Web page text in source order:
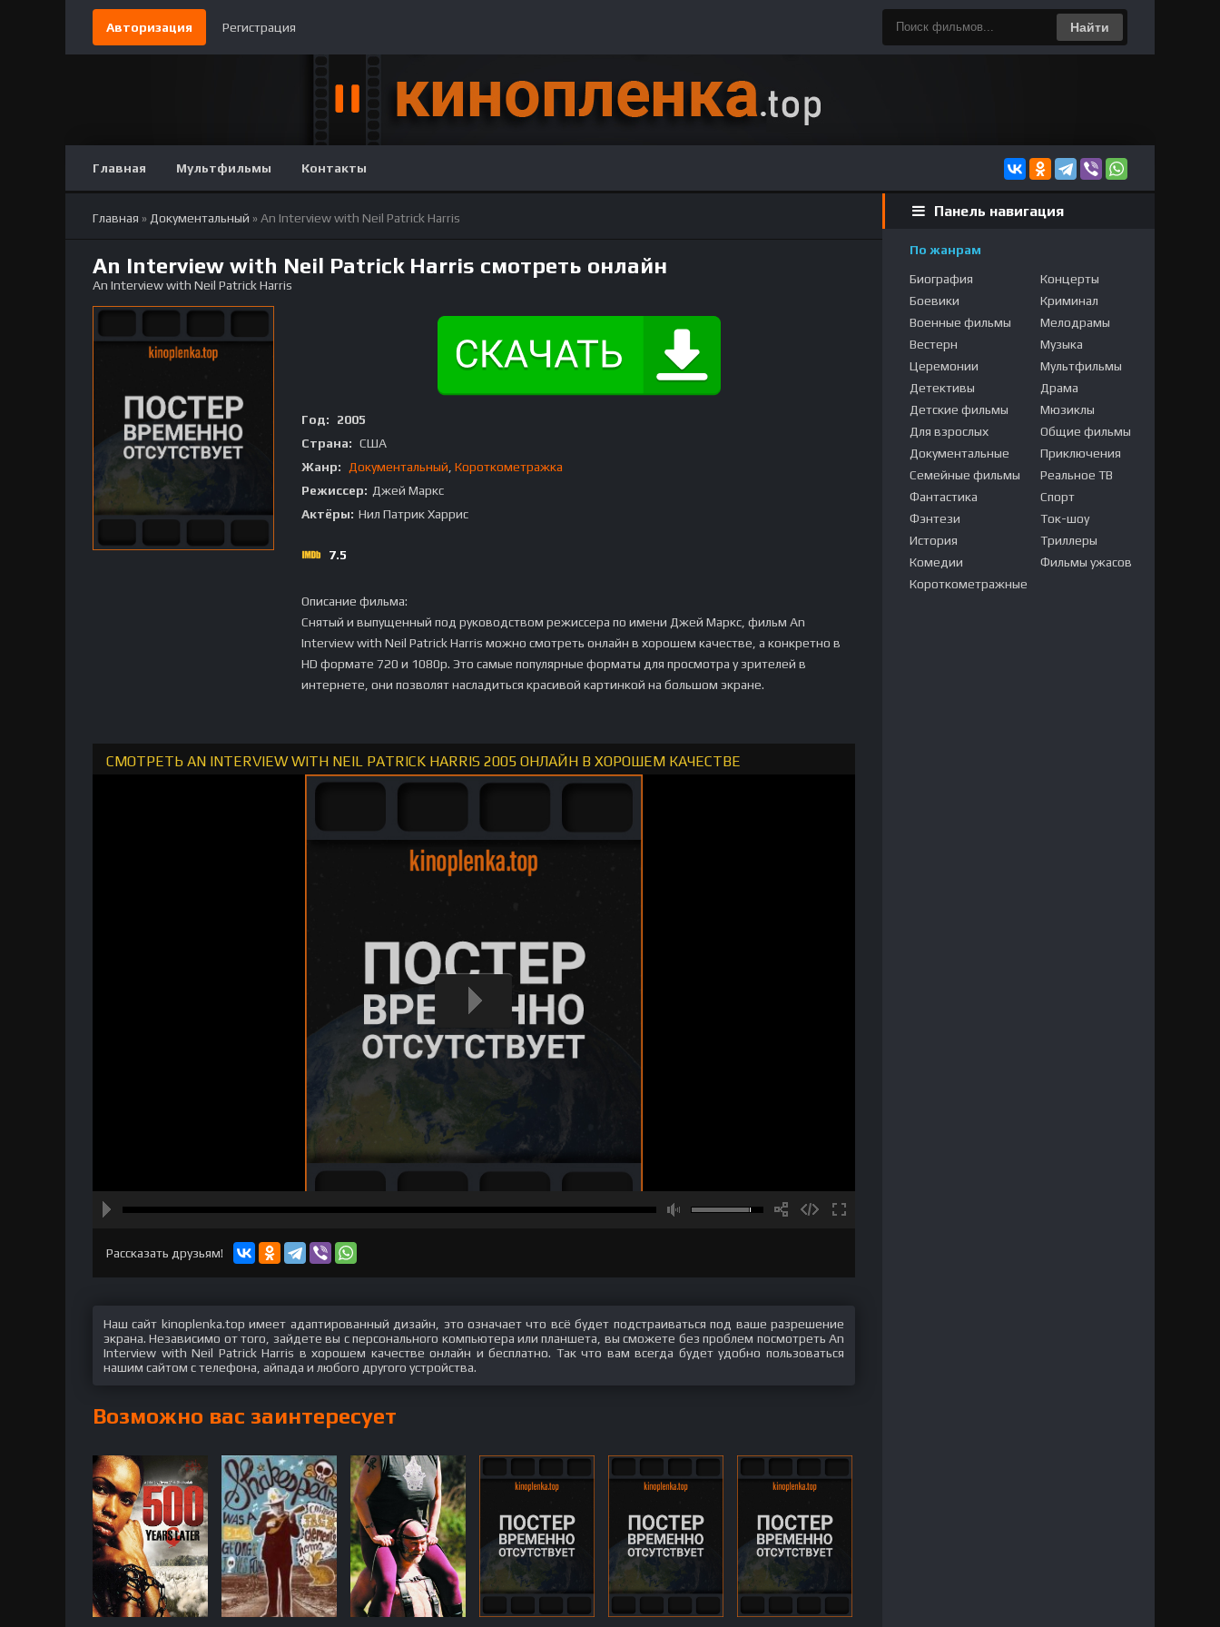
Авторизация Регистрация Найти
Главная Мультфильмы Контакты
Главная » Документальный » An Interview with Neil Patrick Harris
An Interview with Neil Patrick Harris смотреть онлайн
An Interview with Neil Patrick Harris
Год:
2005
Страна: США
Жанр:
Документальный Короткометражка
Режиссер: Джей Маркс
Актёры: Нил Патрик Харрис
7.5
Описание фильма:
Снятый и выпущенный под руководством режиссера по имени Джей Маркс, фильм An
Interview with Neil Patrick Harris можно смотреть онлайн в хорошем качестве, а конкретно в
HD формате 720 и 1080p. Это самые популярные форматы для просмотра у зрителей в
интернете, они позволят насладиться красивой картинкой на большом экране.
СМОТРЕТЬ AN INTERVIEW WITH NEIL PATRICK HARRIS 2005 ОНЛАЙН В ХОРОШЕМ КАЧЕСТВЕ
Рассказать друзьям!
Наш сайт kinoplenka.top имеет адаптированный дизайн, это означает что всё будет подстраиваться под ваше разрешение
экрана. Независимо от того, зайдете вы с персонального компьютера или планшета, вы сможете без проблем посмотреть An
Interview with Neil Patrick Harris в хорошем качестве онлайн и бесплатно. Так что вам всегда будет удобно пользоваться
нашим сайтом с телефона, айпада и любого другого устройства.
Возможно вас заинтересует
Панель навигация
По жанрам
Биография
Боевики
Военные фильмы
Вестерн
Церемонии
Детективы
Детские фильмы
Для взрослых
Документальные
Семейные фильмы
Фантастика
Фэнтези
История
Комедии
Короткометражные
Концерты
Криминал
Мелодрамы
Музыка
Мультфильмы
Драма
Мюзиклы
Общие фильмы
Приключения
Реальное ТВ
Спорт
Ток-шоу
Триллеры
Фильмы ужасов